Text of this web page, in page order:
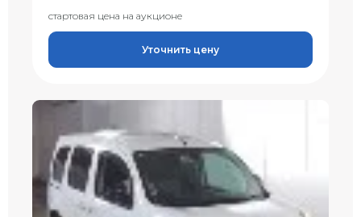
стартовая цена на аукционе
Уточнить цену